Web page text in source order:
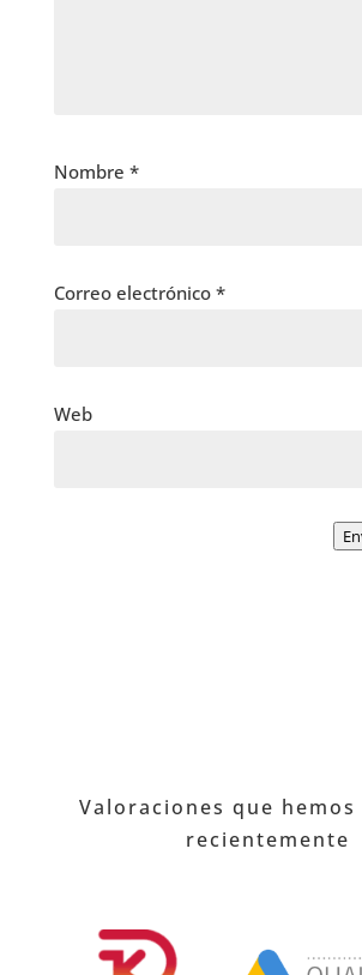
Nombre *
Correo electrónico *
Web
Valoraciones que
recientemente